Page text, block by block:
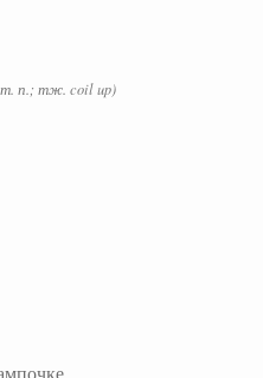
т. п.; тж. coil up)